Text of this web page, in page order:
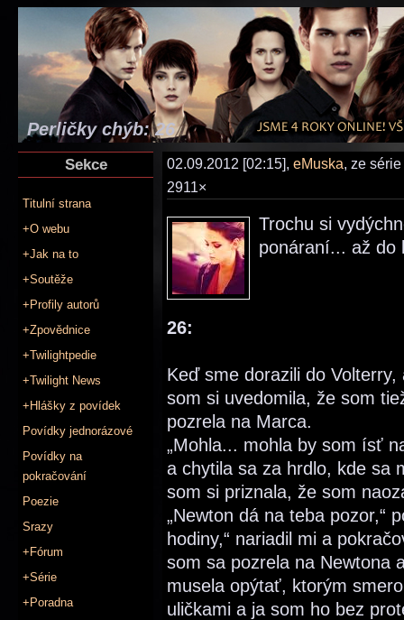
Perličky chýb: 26
Sekce
Titulní strana
+O webu
+Jak na to
+Soutěže
+Profily autorů
+Zpovědnice
+Twilightpedie
+Twilight News
+Hlášky z povídek
Povídky jednorázové
Povídky na
pokračování
Poezie
Srazy
+Fórum
+Série
+Poradna
02.09.2012 [02:15], eMuska, ze série
2911×
Trochu si
ponáraní... až do
26:
Keď sme dorazili do
som si uvedomila, že som
pozrela na Marca.
„Mohla... mohla by som ísť
a chytila sa za hrdlo, kde sa
som si priznala, že som
„Newton dá na teba pozor,“
hodiny,“ nariadil mi a
som sa pozrela na Newtona
musela opýtať, ktorým
uličkami a ja som ho bez